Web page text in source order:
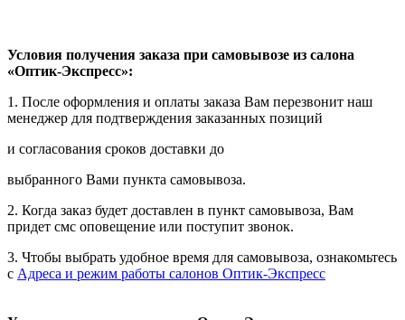
Условия получения заказа при самовывозе из салона
«Оптик-Экспресс»:
1. После оформления и оплаты заказа Вам перезвонит наш
менеджер для подтверждения заказанных позиций
и согласования сроков доставки до
выбранного Вами пункта самовывоза.
2. Когда заказ будет доставлен в пункт самовывоза, Вам
придет смс оповещение или поступит звонок.
3. Чтобы выбрать удобное время для самовывоза, ознакомьтесь
с Адреса и режим работы салонов Оптик-Экспресс